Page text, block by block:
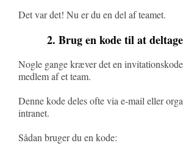
Det var det! Nu er du en del af teamet.
2. Brug en kode til at
Nogle gange kræver det en
medlem af et team.
Denne kode deles ofte via e-mail eller
intranet.
Sådan bruger du en kode: